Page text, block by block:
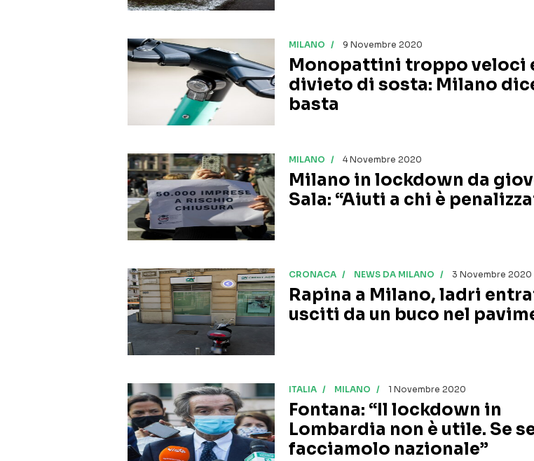
MILANO 9 Novembre 2020
Monopattini troppo veloci
divieto di sosta: Milano
basta
MILANO 4 Novembre 2020
Milano in lockdown da
Sala: “Aiuti a chi è
CRONACA NEWS DA MILANO 3 Novembre 2020
Rapina a Milano, ladri
usciti da un buco nel
ITALIA MILANO 1 Novembre 2020
Fontana: “Il lockdown in
Lombardia non è utile. Se
facciamolo nazionale”